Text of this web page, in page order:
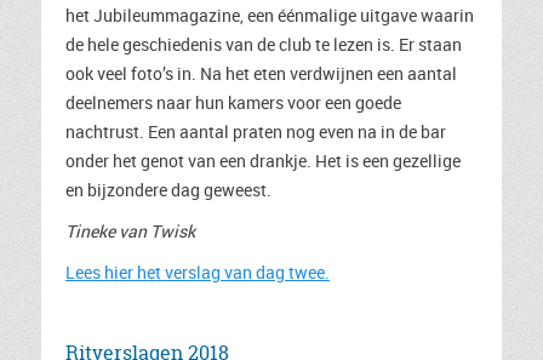
het Jubileummagazine, een éénmalige uitgave waarin
de hele geschiedenis van de club te lezen is. Er staan
ook veel foto’s in. Na het eten verdwijnen een aantal
deelnemers naar hun kamers voor een goede
nachtrust. Een aantal praten nog even na in de bar
onder het genot van een drankje. Het is een gezellige
en bijzondere dag geweest.
Tineke van Twisk
Lees hier het verslag van dag twee.
Ritverslagen 2018